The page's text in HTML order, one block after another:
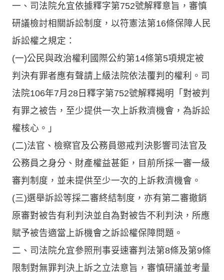
一、司法院允宜依據釋字第752號解釋意旨，審慎
研議檢討相關訴訟制度，以符憲法第16條保障人民
訴訟權之規定：
(一)公民與政治權利國際公約第14條第5項規定被
判決有罪者應有聲請上級法院依法覆判的權利。司
法院106年7月28日釋字第752號解釋揭明「對被判
有罪之被告，至少提供一次上訴救濟機會，為訴訟
權核心。」
(二)法官、檢察官及公務員懲戒判決影響司法官及
公務員之身分、財產權益甚鉅，目前所採一審一級
審判制度，並未提供至少一次的上訴救濟機會。
(三)選舉訴訟等採二審終結制度，亦有第二審撤銷
原審對被告有利判決並自為對被告不利判決，所應
賦予被告適當上訴機會之訴訟權保障問題。
二、司法院允宜參照刑事妥速審判法第8條及第9條
限制對無罪判決上訴之立法意旨，審慎研議並考量